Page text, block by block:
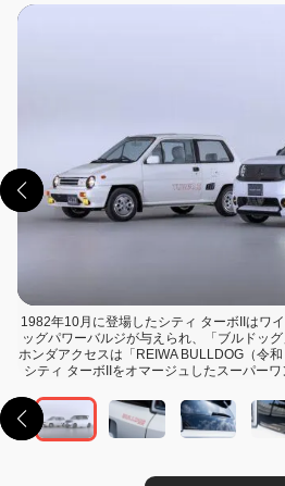
1982年10月に登場したシティ ターボIIはワ
ッグパワーバルジが与えられ、「ブルドッ
ホンダアクセスは「REIWA BULLDOG（令
シティ ターボIIをオマージュしたスーパーワ
この画像の記事を読む